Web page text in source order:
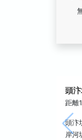
頭
距離
頭汴
岸河